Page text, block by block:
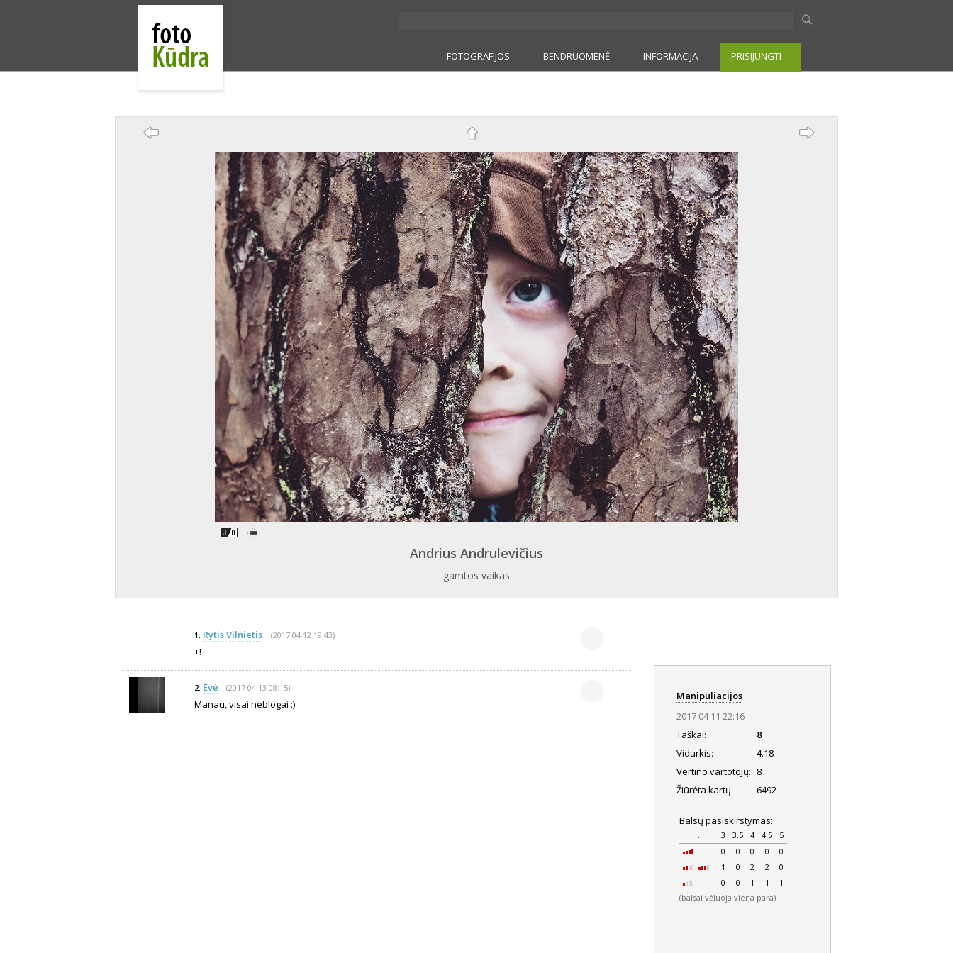
FOTOGRAFIJOS BENDRUOMENĖ INFORMACIJA PRISIJUNGTI
Andrius Andrulevičius
gamtos vaikas
1. Rytis Vilnietis (2017 04 12 19:43)
+!
2. Evė (2017 04 13 08:15)
Manau, visai neblogai :)
Manipuliacijos
2017 04 11 22:16
Taškai:
8
Vidurkis:
4.18
Vertino vartotojų: 8
Žiūrėta kartų:
6492
Balsų pasiskirstymas:
. 3 3.5 4 4.5
5
0
0 0 0
0
1
0 2 2
0
0
0 1 1 1
(balsai vėluoja viena para)